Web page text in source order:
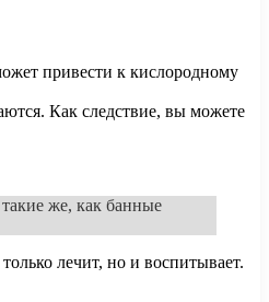
привести к кислородному
Как следствие, вы можете
же, как банные
лечит, но и воспитывает.